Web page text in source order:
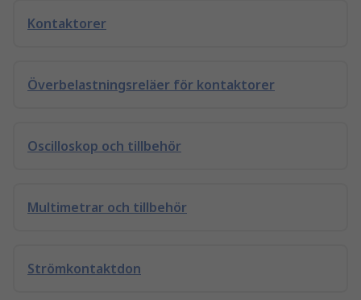
Kontaktorer
Överbelastningsreläer för kontaktorer
Oscilloskop och tillbehör
Multimetrar och tillbehör
Strömkontaktdon